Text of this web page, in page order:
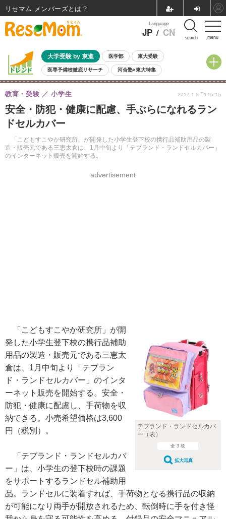
menu
Language
JP / CN search
大学受験 by 東進 医学部 東大受験
医専予備校徹底リサーチ 河合塾×東大特集
親子で考える大学選び 高校受験 中学受験 小学校受験
共通テスト 夏休み
8月開催イベント・WS 全国公立高校 過去問 人気記事
自由研究教材（小学生向け）
安全・防犯・健康に配慮、手ぶらになれるラン
ドセルカバー
「こどもすこやか研究所」が開発した小学生登下校の携行品補助用品の製
造・販売元である三恵太倉は、1月中旬より「テブランド・ランドセルカバー」
のインターネット販売を開始する。
教育・受験 小学生
advertisement
2017.1.6 Fri 15:15
テブランド・ランドセルカバ
ー（表）
全 3 枚
拡大写真
「こどもすこやか研究所」が開
発した小学生登下校の携行品補助
用品の製造・販売元である三恵太
倉は、1月中旬より「テブラン
ド・ランドセルカバー」のインタ
ーネット販売を開始する。安全・
防犯・健康に配慮し、手荷物を収
納できる。小売希望価格は3,600
円（税別）。
「テブランド・ランドセルカバ
ー」は、小学生の登下校時の課題
をサポートするランドセル補助用
品。ランドセルに装着すれば、手荷物となる携行品の収納
が可能になり両手が開放されるため、転倒時に手を付き怪
リセマム メンバーズ